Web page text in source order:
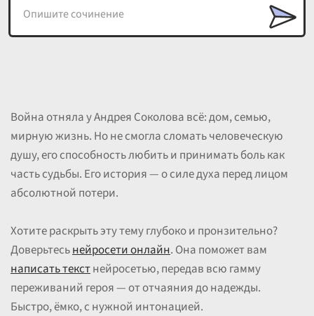
Война отняла у Андрея Соколова всё: дом, семью,
мирную жизнь. Но не смогла сломать человеческую
душу, его способность любить и принимать боль как
часть судьбы. Его история — о силе духа перед лицом
абсолютной потери.
Хотите раскрыть эту тему глубоко и пронзительно?
Доверьтесьнейросети онлайн. Она поможет вам
написать текстнейросетью, передав всю гамму
переживаний героя — от отчаяния до надежды.
Быстро, ёмко, с нужной интонацией.